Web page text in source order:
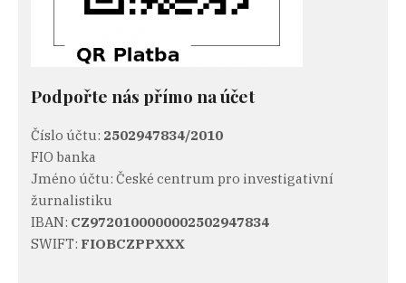
Podpořte nás přímo na účet
Číslo účtu: 2502947834/2010
FIO banka
Jméno účtu: České centrum pro investigativní
žurnalistiku
IBAN: CZ9720100000002502947834
SWIFT: FIOBCZPPXXX